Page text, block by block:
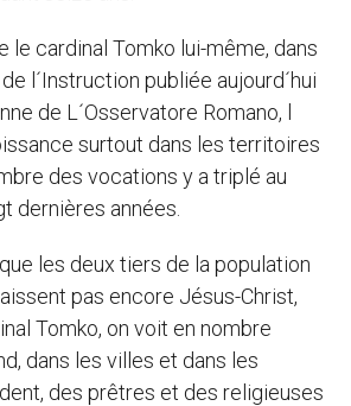
le cardinal Tomko lui-même, dans
l´Instruction publiée aujourd´hui
de L´Osservatore Romano, l
surtout dans les territoires
des vocations y a triplé au
dernières années.
les deux tiers de la population
pas encore Jésus-Christ,
Tomko, on voit en nombre
dans les villes et dans les
des prêtres et des religieuses